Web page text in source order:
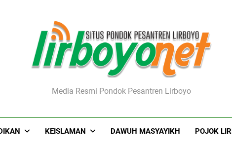
Media Resmi Pondok Pesantren Lirboyo
KEISLAMAN DAWUH MASYAYIKH POJOK